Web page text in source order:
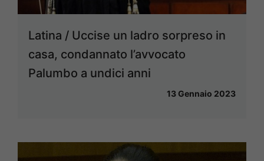
Latina / Uccise un ladro sorpreso in
casa, condannato l’avvocato
Palumbo a undici anni
13 Gennaio 2023